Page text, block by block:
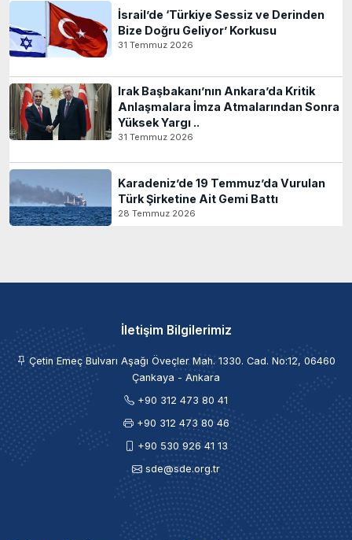
İsrail’de ‘Türkiye Sessiz ve Derinden
Bize Doğru Geliyor’ Korkusu
31 Temmuz 2026
Irak Başbakanı’nın Ankara’da Kritik
Anlaşmalara İmza Atmalarından Sonra
Yüksek Yargı ..
31 Temmuz 2026
Karadeniz’de 19 Temmuz’da Vurulan
Türk Şirketine Ait Gemi Battı
28 Temmuz 2026
İletişim Bilgilerimiz
Çetin Emeç Bulvarı Aşağı Öveçler Mah. 1330. Cad. No:12, 06460
Çankaya - Ankara
+90 312 473 80 41
+90 312 473 80 46
+90 530 926 41 13
sde@sde.org.tr